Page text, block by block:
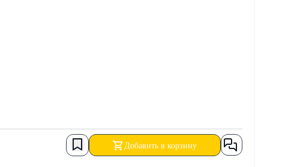
Добавить в корзину